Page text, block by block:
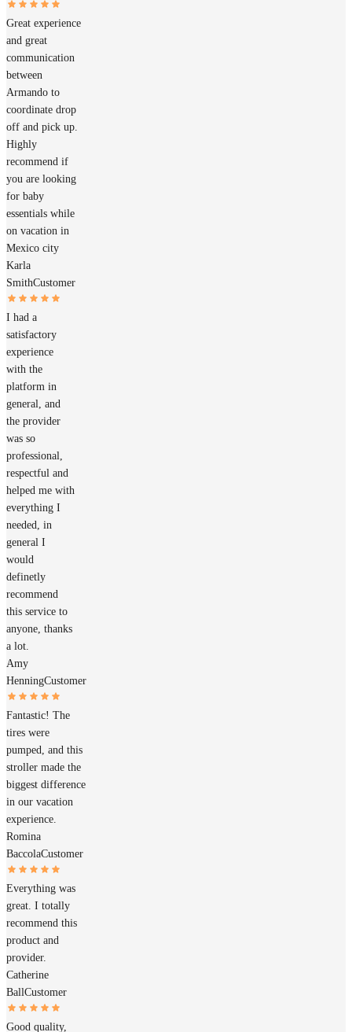
Great experience
and great
communication
between
Armando to
coordinate drop
off and pick up.
Highly
recommend if
you are looking
for baby
essentials while
on vacation in
Mexico city
Karla
SmithCustomer
I had a
satisfactory
experience
with the
platform in
general, and
the provider
was so
professional,
respectful and
helped me with
everything I
needed, in
general I
would
definetly
recommend
this service to
anyone, thanks
a lot.
Amy
HenningCustomer
Fantastic! The
tires were
pumped, and this
stroller made the
biggest difference
in our vacation
experience.
Romina
BaccolaCustomer
Everything was
great. I totally
recommend this
product and
provider.
Catherine
BallCustomer
Good quality,